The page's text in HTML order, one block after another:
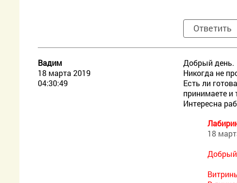
Ответить
Вадим
18 марта 2019
04:30:49
Добрый день.
Никогда не
Есть ли
принимаете и
Интересна
18